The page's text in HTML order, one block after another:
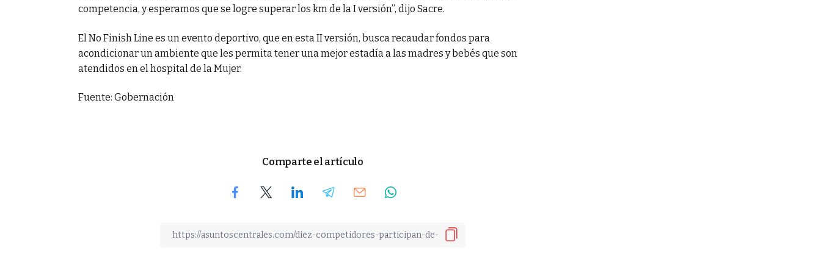
competencia, y esperamos que se logre superar los km de la I versión”, dijo Sacre.
El No Finish Line es un evento deportivo, que en esta II versión, busca recaudar fondos para
acondicionar un ambiente que les permita tener una mejor estadía a las madres y bebés que son
atendidos en el hospital de la Mujer.
Fuente: Gobernación
Comparte el artículo